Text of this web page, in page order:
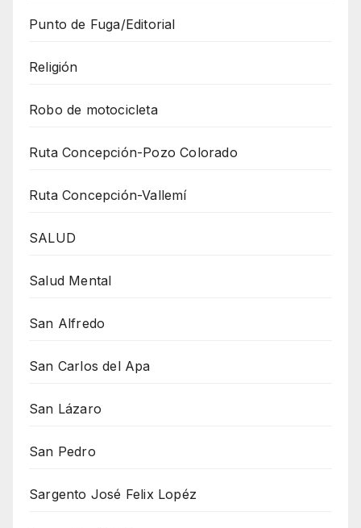
Punto de Fuga/Editorial
Religión
Robo de motocicleta
Ruta Concepción-Pozo Colorado
Ruta Concepción-Vallemí
SALUD
Salud Mental
San Alfredo
San Carlos del Apa
San Lázaro
San Pedro
Sargento José Felix Lopéz